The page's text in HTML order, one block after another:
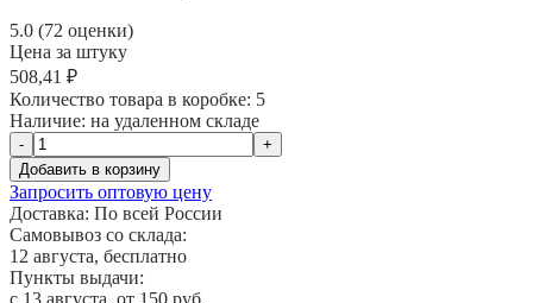
5.0 (72 оценки)
Цена за штуку
508,41 ₽
Количество товара в коробке: 5
Наличие: на удаленном складе
-
+
Добавить в корзину
Запросить оптовую цену
Доставка: По всей России
Самовывоз со склада:
12 августа, бесплатно
Пункты выдачи:
c 13 августа, от 150 руб.